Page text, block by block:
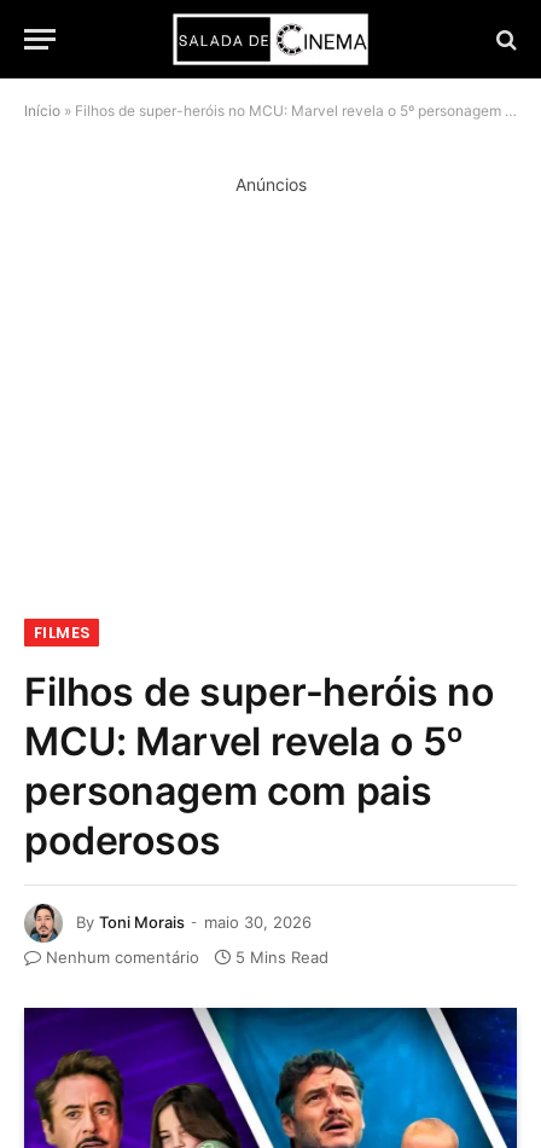
Início » Filhos de super-heróis no MCU: Marvel revela o 5º personagem com pais poderosos
Anúncios
FILMES
Filhos de super-heróis no
MCU: Marvel revela o 5º
personagem com pais
poderosos
By Toni Morais
maio 30, 2026
Nenhum comentário
5 Mins Read